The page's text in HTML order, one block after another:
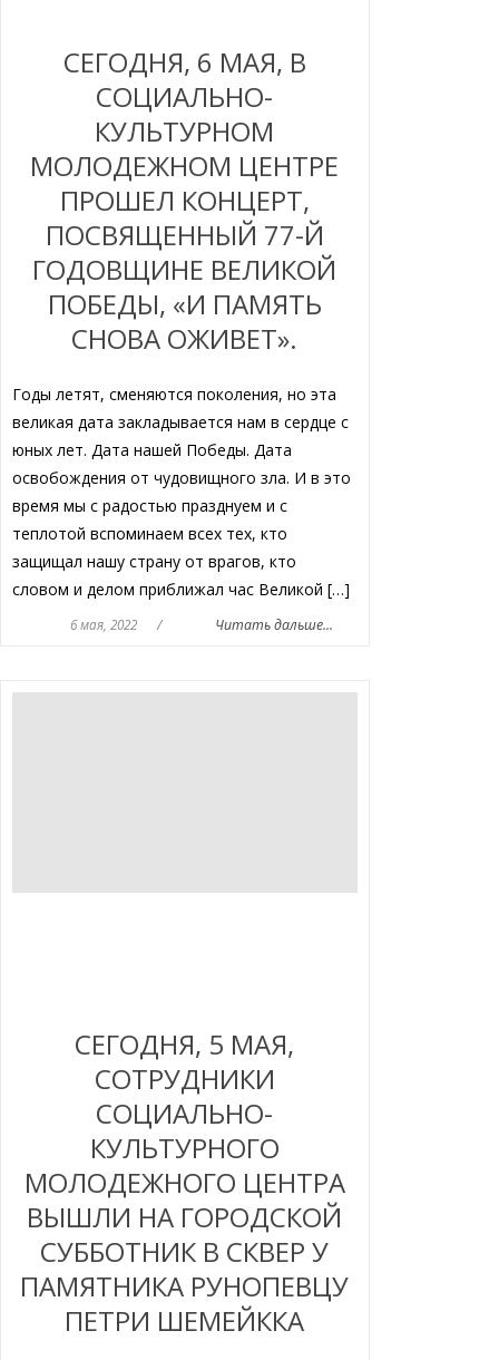
СЕГОДНЯ, 6 МАЯ, В
СОЦИАЛЬНО-
КУЛЬТУРНОМ
МОЛОДЕЖНОМ ЦЕНТРЕ
ПРОШЕЛ КОНЦЕРТ,
ПОСВЯЩЕННЫЙ 77-Й
ГОДОВЩИНЕ ВЕЛИКОЙ
ПОБЕДЫ, «И ПАМЯТЬ
СНОВА ОЖИВЕТ».
Годы летят, сменяются поколения, но эта
великая дата закладывается нам в сердце с
юных лет. Дата нашей Победы. Дата
освобождения от чудовищного зла. И в это
время мы с радостью празднуем и с
теплотой вспоминаем всех тех, кто
защищал нашу страну от врагов, кто
словом и делом приближал час Великой […]
6 мая, 2022 / Читать дальше...
СЕГОДНЯ, 5 МАЯ,
СОТРУДНИКИ
СОЦИАЛЬНО-
КУЛЬТУРНОГО
МОЛОДЕЖНОГО ЦЕНТРА
ВЫШЛИ НА ГОРОДСКОЙ
СУББОТНИК В СКВЕР У
ПАМЯТНИКА РУНОПЕВЦУ
ПЕТРИ ШЕМЕЙККА